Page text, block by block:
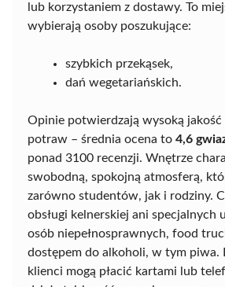
lub korzystaniem z dostawy. To
wybierają osoby poszukujące:
szybkich przekąsek,
dań wegetariańskich.
Opinie potwierdzają wysoką
potraw – średnia ocena to 4,6
ponad 3100 recenzji. Wnętrze
swobodną, spokojną atmosferą,
zarówno studentów, jak i rodziny.
obsługi kelnerskiej ani specjalnych
osób niepełnosprawnych, food
dostępem do alkoholi, w tym piwa.
klienci mogą płacić kartami lub